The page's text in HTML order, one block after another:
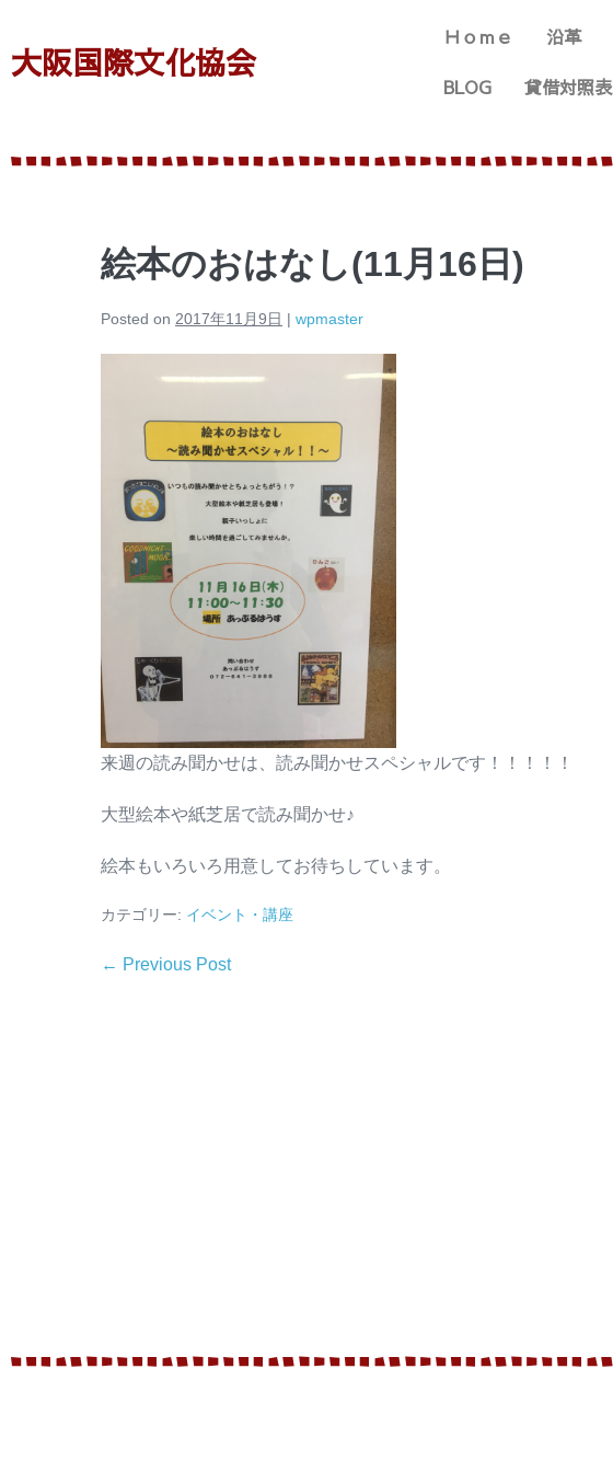
大阪国際文化協会
Ｈｏｍｅ 沿革
BLOG 貸借対照表
絵本のおはなし(11月16日)
Posted on 2017年11月9日 | wpmaster
来週の読み聞かせは、読み聞かせスペシャルです！！！！！
大型絵本や紙芝居で読み聞かせ♪
絵本もいろいろ用意してお待ちしています。
カテゴリー: イベント・講座
← Previous Post